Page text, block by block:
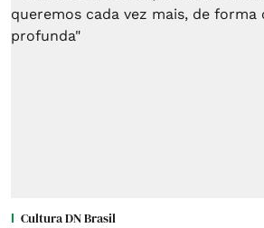
Cultura DN Brasil